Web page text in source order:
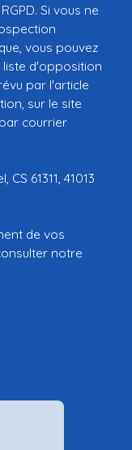
Si vous ne
vous pouvez
d'opposition
par l'article
sur le site
courrier
61311, 41013
de vos
notre